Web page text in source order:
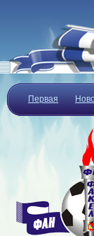
Первая